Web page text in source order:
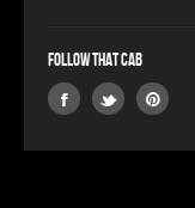
Follow that Cab